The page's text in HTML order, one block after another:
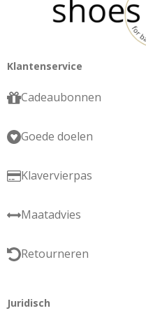
Klantenservice
Cadeaubonnen
Goede doelen
Klavervierpas
Maatadvies
Retourneren
Juridisch